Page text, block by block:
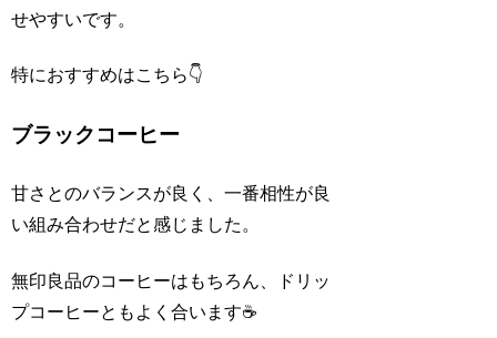
せやすいです。
特におすすめはこちら👇
ブラックコーヒー
甘さとのバランスが良く、一番相性が良
い組み合わせだと感じました。
無印良品のコーヒーはもちろん、ドリッ
プコーヒーともよく合います☕